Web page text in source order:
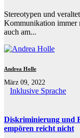
Stereotypen und
Kommunikation immer
auch am...
Andrea Holle
März 09, 2022
Inklusive Sprache
Diskriminierung und
empören reicht nicht